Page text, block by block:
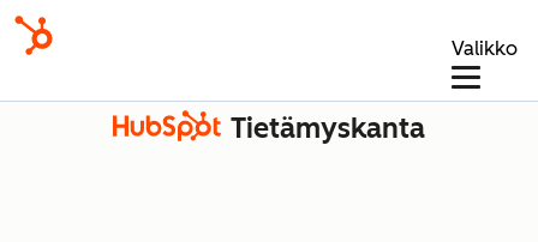
Valikko
Tietämyskanta